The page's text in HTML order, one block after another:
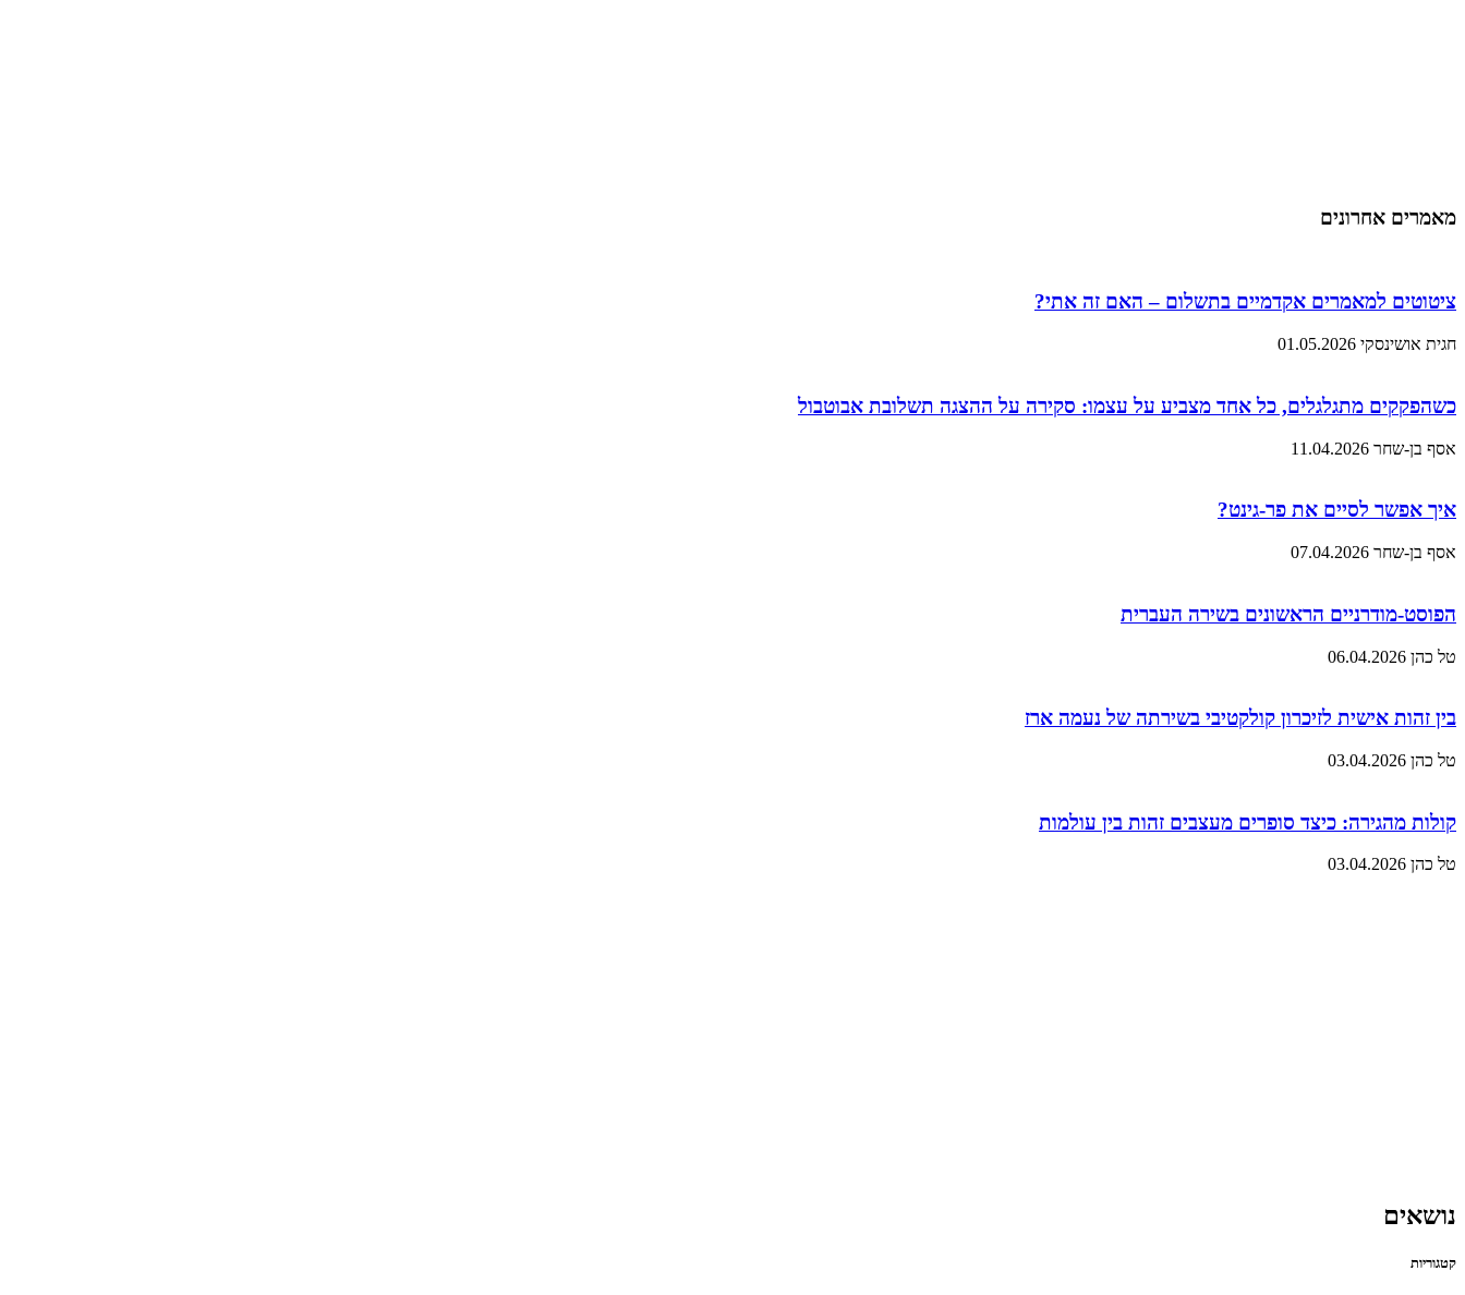
מאמרים אחרונים
ציטוטים למאמרים אקדמיים בתשלום – האם זה אתי?
חגית אושינסקי 01.05.2026
כשהפקקים מתגלגלים, כל אחד מצביע על עצמו: סקירה על ההצגה תשלובת אבוטבול
אסף בן-שחר 11.04.2026
איך אפשר לסיים את פר-גינט?
אסף בן-שחר 07.04.2026
הפוסט-מודרניים הראשונים בשירה העברית
טל כהן 06.04.2026
בין זהות אישית לזיכרון קולקטיבי בשירתה של נעמה ארז
טל כהן 03.04.2026
קולות מהגירה: כיצד סופרים מעצבים זהות בין עולמות
טל כהן 03.04.2026
נושאים
קטגוריות